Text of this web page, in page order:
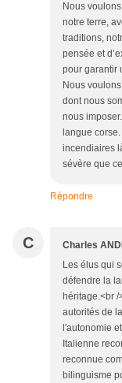
Nous
notre terre,
traditions,
pensée et
pour garantir
Nous
dont nous
nous
langue
incendiaires
sévère que
Répondre
C Charles
Les élus qui
défendre la
héritage.<br
autorités de
l'autonomie
Italienne
reconnue
bilinguisme